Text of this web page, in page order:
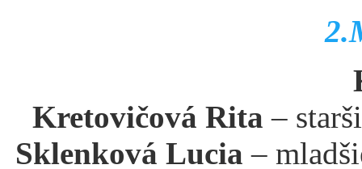
Kretovičová Rita –
Sklenková Lucia –